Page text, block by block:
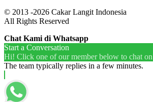
© 2013 -2026 Cakar Langit Indonesia
All Rights Reserved
Chat Kami di Whatsapp
Start a Conversation
Hi! Click one of our member below to chat on
The team typically replies in a few minutes.